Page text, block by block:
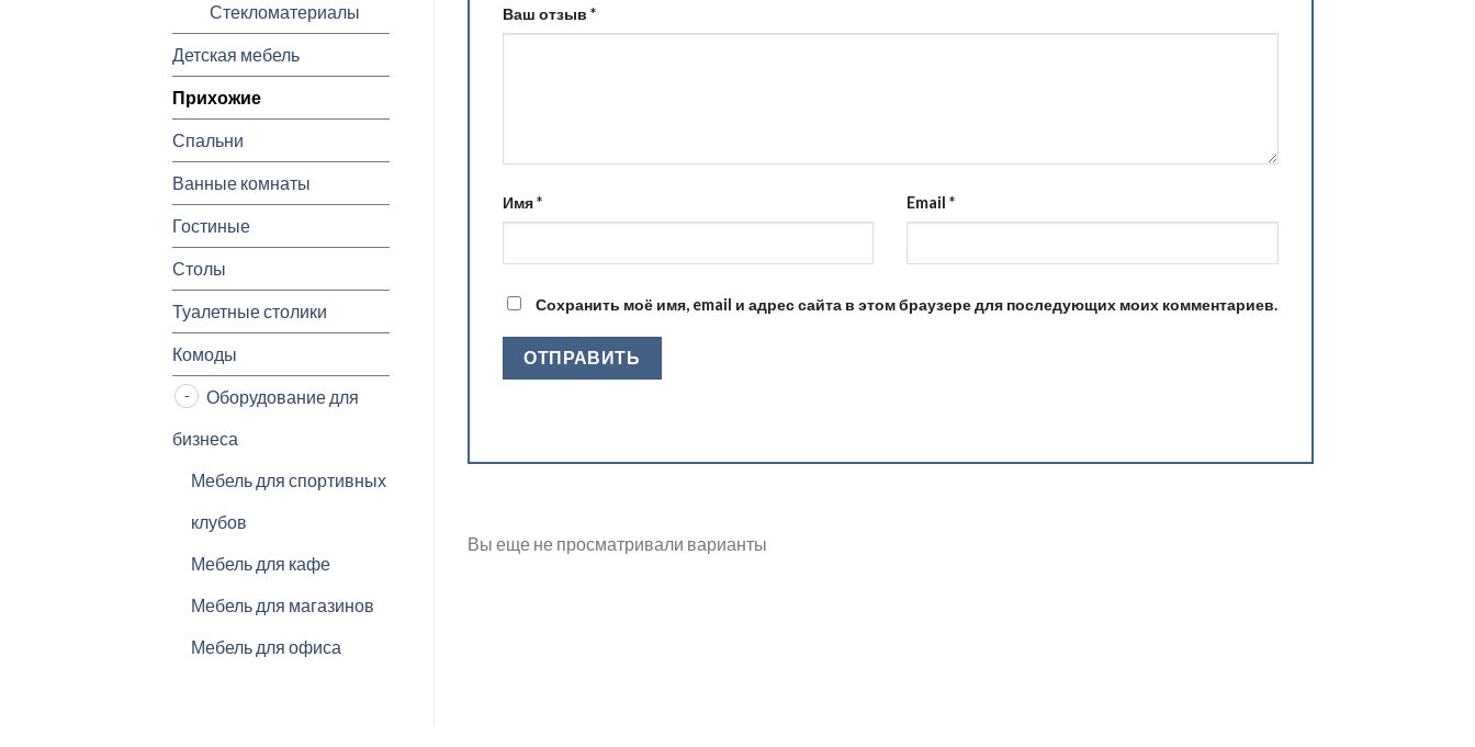
Стекломатериалы
Детская мебель
Прихожие
Спальни
Ванные комнаты
Гостиные
Столы
Туалетные столики
Комоды
Оборудование для
бизнеса
Мебель для спортивных
клубов
Мебель для кафе
Мебель для магазинов
Мебель для офиса
Ваш отзыв *
Имя* Email*
Сохранить моё имя, email и адрес сайта в этом браузере для последующих моих комментариев.
Вы еще не просматривали варианты